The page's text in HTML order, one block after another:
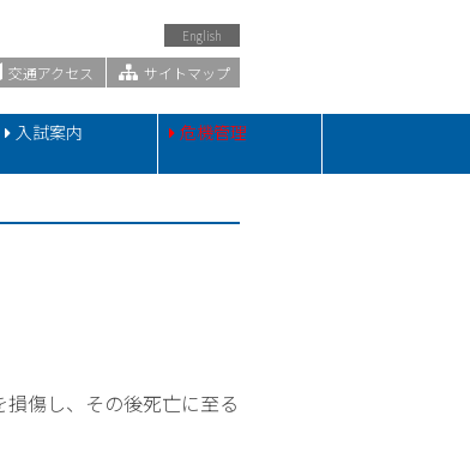
English
交通アクセス サイトマップ
入試案内 危機管理
傷し、その後死亡に至る